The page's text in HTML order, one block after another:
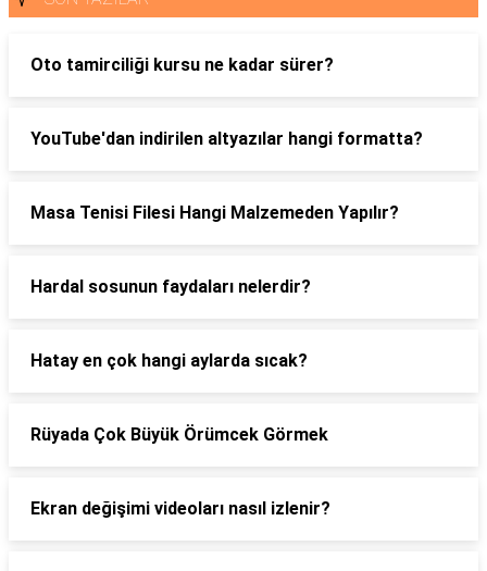
Oto tamirciliği kursu ne kadar sürer?
YouTube'dan indirilen altyazılar hangi formatta?
Masa Tenisi Filesi Hangi Malzemeden Yapılır?
Hardal sosunun faydaları nelerdir?
Hatay en çok hangi aylarda sıcak?
Rüyada Çok Büyük Örümcek Görmek
Ekran değişimi videoları nasıl izlenir?